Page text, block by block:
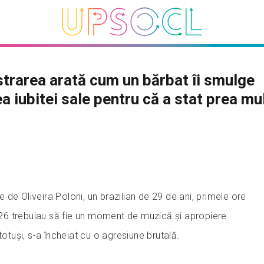
arată cum un bărbat îi smulge
iubitei sale pentru că a stat prea
de Oliveira Poloni, un brazilian de 29 de ani, primele ore
trebuiau să fie un moment de muzică și apropiere
s-a încheiat cu o agresiune brutală.